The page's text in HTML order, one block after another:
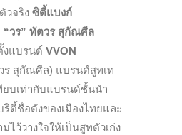
วจริง ซิตี้แบงก์
“วร” ทัตวร สุกัณศีล
งแบรนด์ VVON
ร สุกัณศีล) แบรนด์สูทเท
ยบเท่ากับแบรนด์ชั้นนำ
ริตี้ชื่อดังของเมืองไทยและ
ไว้วางใจให้เป็นสูทตัวเก่ง